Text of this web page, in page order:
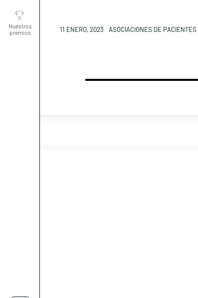
Nuestros
premios
11 ENERO, 2023 ASOCIACIONES DE PACIENTES